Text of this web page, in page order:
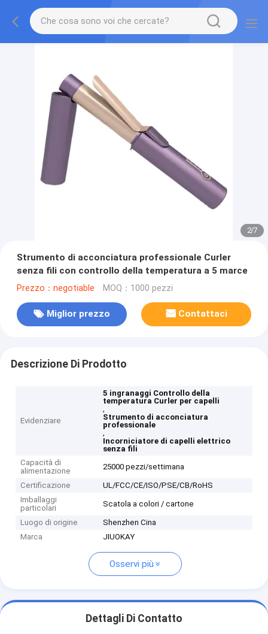
2/7
Strumento di acconciatura professionale Curler
senza fili con controllo della temperatura a 5 marce
Prezzo：negotiable MOQ：1000 pezzi
Miglior prezzo Contattaci
Descrizione Di Prodotto
Evidenziare
5 ingranaggi Controllo della
temperatura Curler per capelli
,
Strumento di acconciatura
professionale
,
Incorniciatore di capelli elettrico
senza fili
Capacità di
alimentazione
25000 pezzi/settimana
Certificazione
UL/FCC/CE/ISO/PSE/CB/RoHS
Imballaggi
particolari
Scatola a colori / cartone
Luogo di origine
Shenzhen Cina
Marca
JIUOKAY
Osservi più
Dettagli Di Contatto